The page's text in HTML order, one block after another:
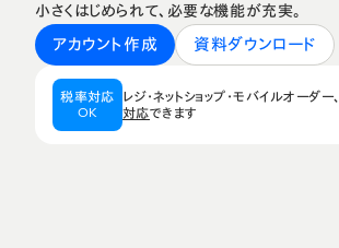
小さくはじめられて、必要な機能が充実。
アカウント作成 資料ダウンロード
税率対応
OK
レジ・ネットショップ・モバイルオーダー、
対応できます